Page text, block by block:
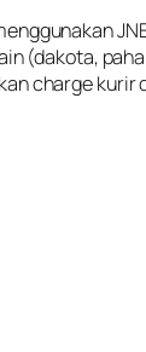
(dakota,
charge kurir